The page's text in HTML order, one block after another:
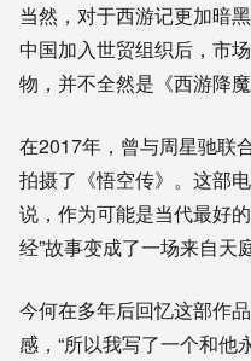
当然，对于西游记更加暗
中国加入世贸组织后，市
物，并不全然是《西游降
在2017年，曾与周星驰联
拍摄了《悟空传》。这部
说，作为可能是当代最好
经”故事变成了一场来自天
今何在多年后回忆这部作
感，“所以我写了一个和他